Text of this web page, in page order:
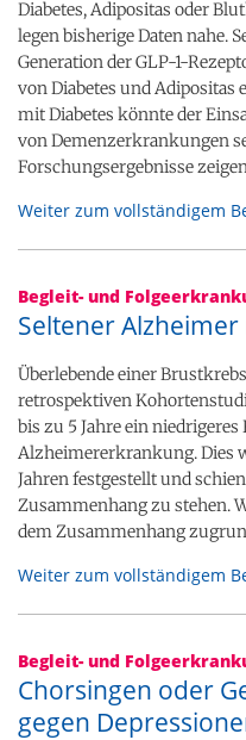
Diabetes, Adipositas oder
legen bisherige Daten nahe.
Generation der GLP-1-
von Diabetes und Adipositas
mit Diabetes könnte der
von Demenzerkrankungen
Forschungsergebnisse
Weiter zum vollständigem
Begleit- und
Seltener
Überlebende einer
retrospektiven
bis zu 5 Jahre ein
Alzheimererkrankung. Dies
Jahren festgestellt und
Zusammenhang zu stehen.
dem Zusammenhang
Weiter zum vollständigem
Begleit- und
Chorsingen oder
gegen